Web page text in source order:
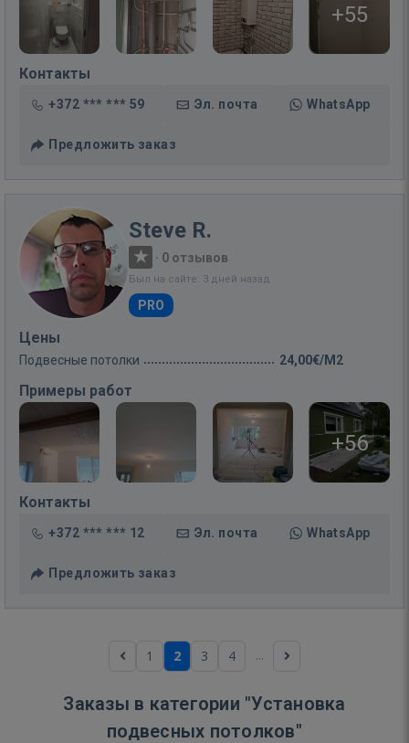
+55
Контакты
+372 *** *** 59 Эл. почта WhatsApp
Предложить заказ
Steve R.
· 0 отзывов
Был на сайте: 3 дней назад
PRO
Цены
Подвесные потолки 24,00€/M2
Примеры работ
+56
Контакты
+372 *** *** 12 Эл. почта WhatsApp
Предложить заказ
1 2 3 4 ...
Заказы в категории "Установка
подвесных потолков"